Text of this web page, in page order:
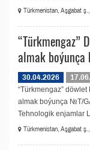
Türkmenistan, Aşgabat
“Türkmengaz”
almak boýunça
30.04.2026
“Türkmengaz”
almak boýunça №T/
Tehnologik enjamlar
Türkmenistan, Aşgabat